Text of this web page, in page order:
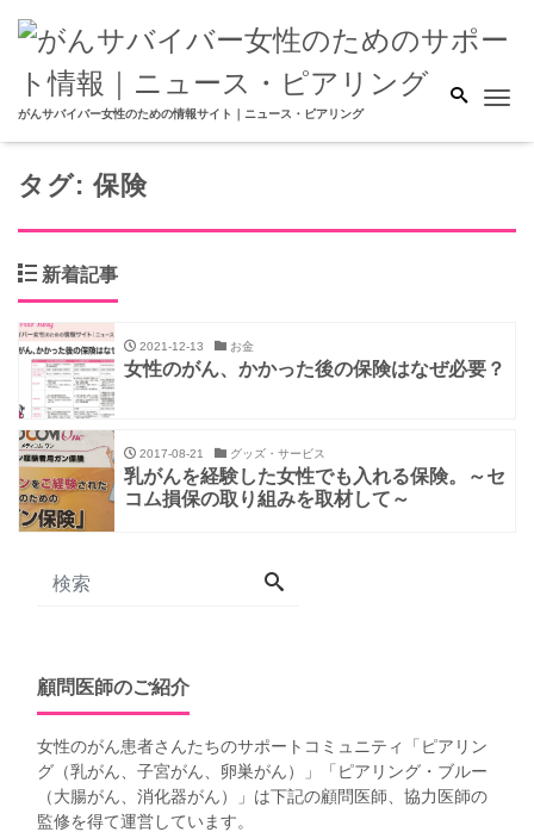
がんサバイバー女性のための情報サイト｜ニュース・ピアリング
タグ: 保険
新着記事
2021-12-13 お金
女性のがん、かかった後の保険はなぜ必要？
2017-08-21 グッズ・サービス
乳がんを経験した女性でも入れる保険。～セ
コム損保の取り組みを取材して～
顧問医師のご紹介
女性のがん患者さんたちのサポートコミュニティ「 ピアリン
グ（乳がん、子宮がん、卵巣がん）
」「 ピアリング・ブルー
（大腸がん、消化器がん）
」は下記の顧問医師、協力医師の
監修を得て運営しています。